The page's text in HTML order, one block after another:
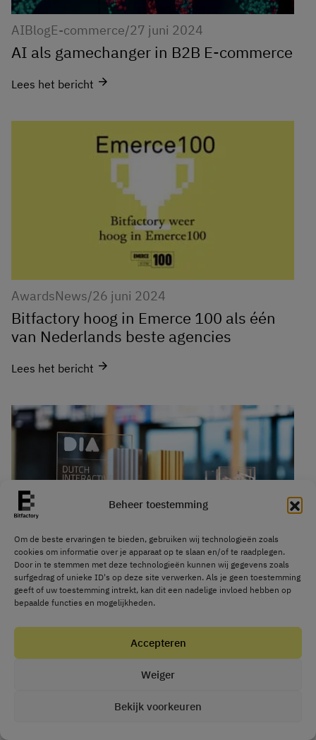
Beheer toestemming
Om de beste ervaringen te bieden, gebruiken wij technologieën zoals
cookies om informatie over je apparaat op te slaan en/of te raadplegen.
Door in te stemmen met deze technologieën kunnen wij gegevens zoals
surfgedrag of unieke ID's op deze site verwerken. Als je geen toestemming
geeft of uw toestemming intrekt, kan dit een nadelige invloed hebben op
bepaalde functies en mogelijkheden.
Accepteren
Weiger
Bekijk voorkeuren
AIBlogE-commerce/27 juni 2024
AI als gamechanger in B2B E-commerce
Lees het bericht arrow_forward
AwardsNews/26 juni 2024
Bitfactory hoog in Emerce 100 als één
van Nederlands beste agencies
Lees het bericht arrow_forward
AwardsSoftware/31 januari 2024
SkillsCV genomineerd voor
Lees het bericht